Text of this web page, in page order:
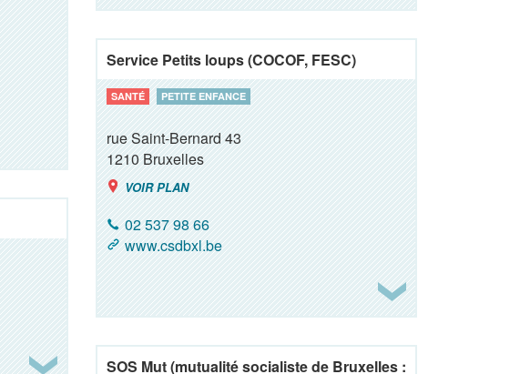
Service Petits loups (COCOF, FESC)
SANTÉ PETITE ENFANCE
rue Saint-Bernard 43
1210Bruxelles
VOIR PLAN
02 537 98 66
www.csdbxl.be
SOS Mut (mutualité socialiste de Bruxelles :